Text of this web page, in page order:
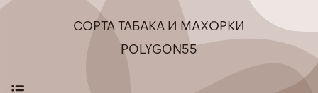
Перейти
СОРТА ТАБАКА И МАХОРКИ
POLYGON55